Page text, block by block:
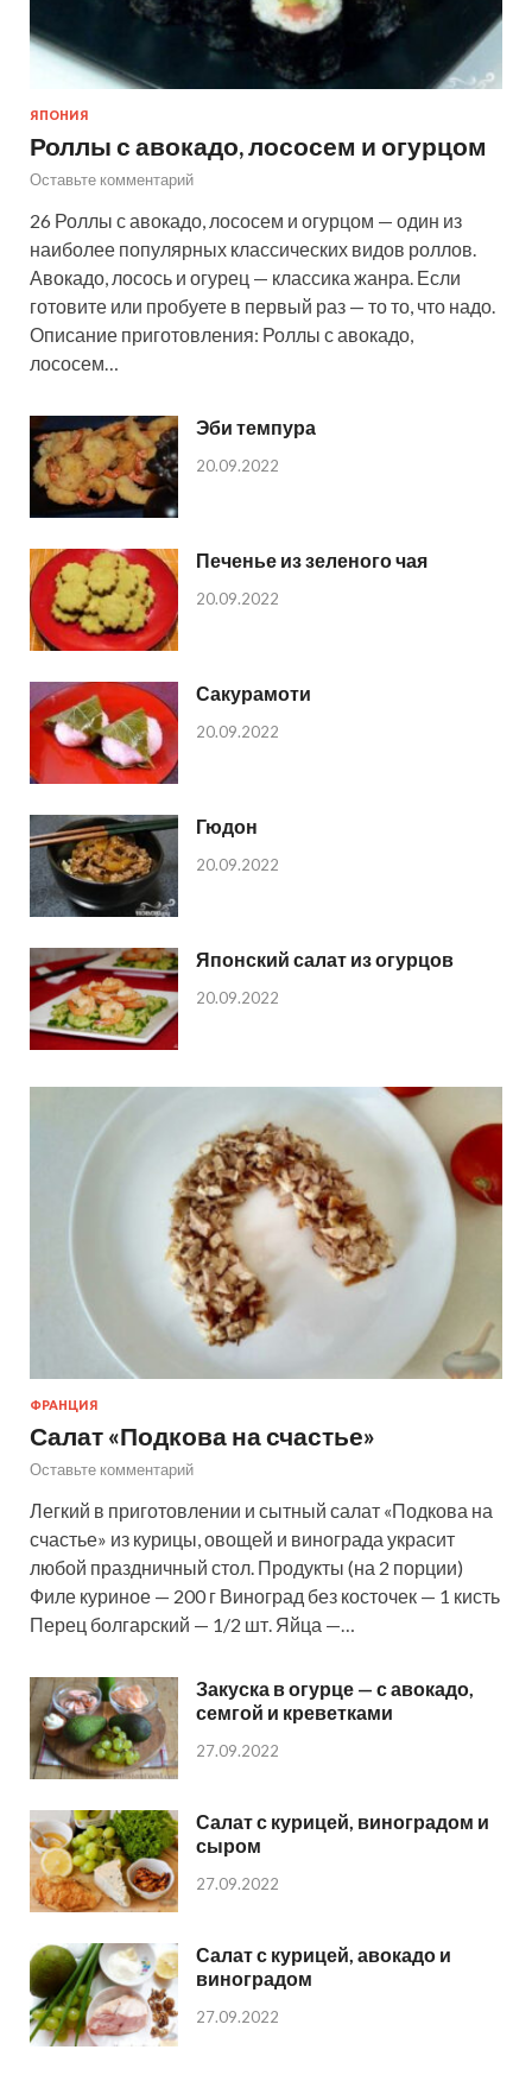
ЯПОНИЯ
Роллы с авокадо, лососем и огурцом
Оставьте комментарий
26 Роллы с авокадо, лососем и огурцом — один из
наиболее популярных классических видов роллов.
Авокадо, лосось и огурец — классика жанра. Если
готовите или пробуете в первый раз — то то, что надо.
Описание приготовления: Роллы с авокадо,
лососем…
Эби темпура
20.09.2022
Печенье из зеленого чая
20.09.2022
Сакурамоти
20.09.2022
Гюдон
20.09.2022
Японский салат из огурцов
20.09.2022
ФРАНЦИЯ
Салат «Подкова на счастье»
Оставьте комментарий
Легкий в приготовлении и сытный салат «Подкова на
счастье» из курицы, овощей и винограда украсит
любой праздничный стол. Продукты (на 2 порции)
Филе куриное — 200 г Виноград без косточек — 1 кисть
Перец болгарский — 1/2 шт. Яйца —…
Закуска в огурце — с авокадо,
семгой и креветками
27.09.2022
Салат с курицей, виноградом и
сыром
27.09.2022
Салат с курицей, авокадо и
виноградом
27.09.2022